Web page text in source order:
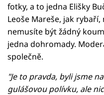
fotky, a to jedna Elišky
Leoše Mareše, jak
nemusíte být žádný
jedna dohromady.
společně.
"Je to pravda, byli jsme
gulášovou polívku, ale